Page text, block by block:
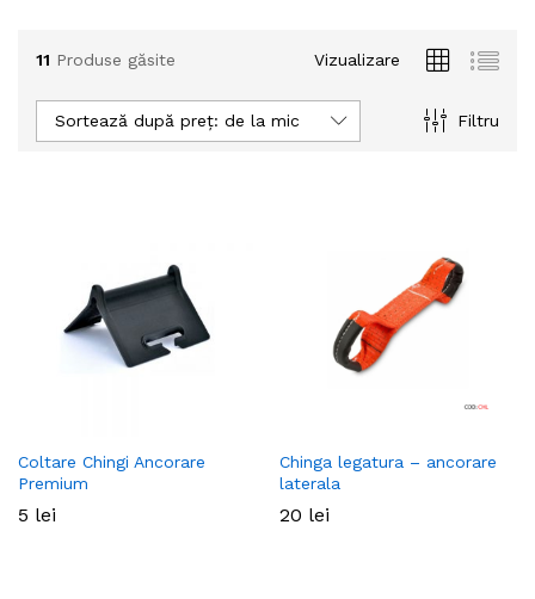
11 Produse găsite Vizualizare
Filtru
Sortează după preț: de la mic la mare
Coltare Chingi Ancorare
Premium
5 lei
Chinga legatura – ancorare
laterala
20 lei